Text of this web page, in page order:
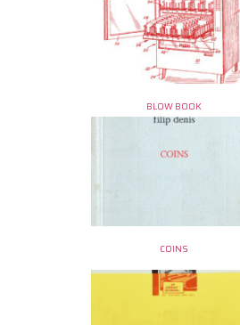
BLOW BOOK
COINS